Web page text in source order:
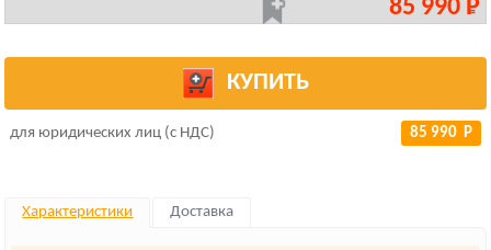
85 990 Р
КУПИТЬ
для юридических лиц (с НДС) 85 990 Р
Характеристики Доставка